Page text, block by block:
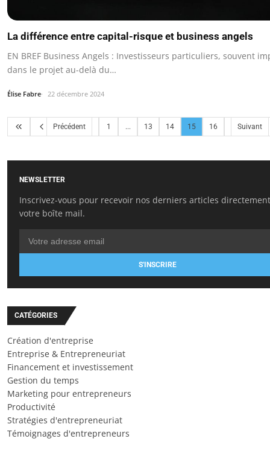
La différence entre capital-risque et business angels
EN BREF Business Angels : Investisseurs particuliers, souvent
dans le projet au-delà du…
Élise Fabre 22 décembre 2024
Précédent 1 ... 13 14 15 16 Suivant
NEWSLETTER
Inscrivez-vous pour recevoir nos derniers articles
votre boîte mail.
S'INSCRIRE
CATÉGORIES
Création d'entreprise
Entreprise & Entrepreneuriat
Financement et investissement
Gestion du temps
Marketing pour entrepreneurs
Productivité
Stratégies d'entrepreneuriat
Témoignages d'entrepreneurs